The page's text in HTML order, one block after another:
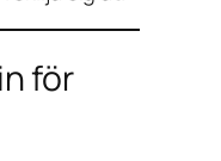
för